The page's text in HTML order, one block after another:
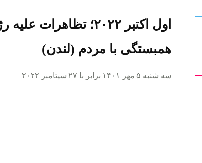
کیهان
لندن
اول اکتبر ۲۰۲۲؛
همبستگی با مردم (لندن)
سه شنبه ۵ مهر ۱۴۰۱ برابر با ۲۷ سپتامبر ۲۰۲۲